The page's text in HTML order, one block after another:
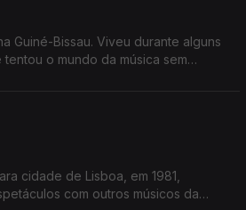
Guiné-Bissau. Viveu durante alguns
o mundo da música sem
cidade de Lisboa, em 1981,
com outros músicos da